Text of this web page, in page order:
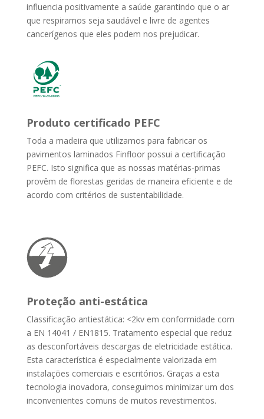
influencia positivamente a saúde garantindo que o ar
que respiramos seja saudável e livre de agentes
cancerígenos que eles podem nos prejudicar.
Produto certificado PEFC
Toda a madeira que utilizamos para fabricar os
pavimentos laminados Finfloor possui a certificação
PEFC. Isto significa que as nossas matérias-primas
provêm de florestas geridas de maneira eficiente e de
acordo com critérios de sustentabilidade.
Proteção anti-estática
Classificação antiestática: <2kv em conformidade com
a EN 14041 / EN1815. Tratamento especial que reduz
as desconfortáveis descargas de eletricidade estática.
Esta característica é especialmente valorizada em
instalações comerciais e escritórios. Graças a esta
tecnologia inovadora, conseguimos minimizar um dos
inconvenientes comuns de muitos revestimentos.